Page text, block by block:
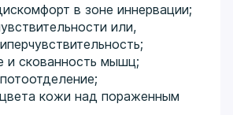
в зоне иннервации;
или,
и скованность мышц;
кожи над пораженным